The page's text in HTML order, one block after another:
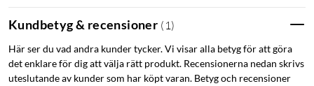
att ljuset följer bildens komposition, inte bara en
genomsnittsfärg. Resultatet är ett mer verklighetstroget och
uppslukande surroundljus.
Enkel montering
Kundbetyg & recensioner ( 1 )
Här ser du vad andra kunder tycker. Vi visar alla betyg för att göra
det enklare för dig att välja rätt produkt. Recensionerna nedan skrivs
uteslutande av kunder som har köpt varan. Betyg och recensioner